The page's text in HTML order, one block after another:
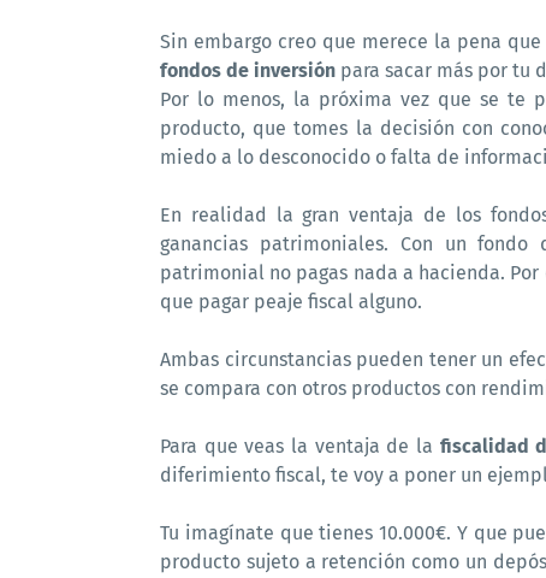
Sin embargo creo que merece la pena
fondos de inversión para sacar más por tu
Por lo menos, la próxima vez que se
producto, que tomes la decisión con
miedo a lo desconocido o falta de
En realidad la gran ventaja de los
ganancias patrimoniales. Con un
patrimonial no pagas nada a hacienda.
que pagar peaje fiscal alguno.
Ambas circunstancias pueden tener un
se compara con otros productos con
Para que veas la ventaja de la fiscalidad
diferimiento fiscal, te voy a poner un
Tu imagínate que tienes 10.000€. Y que
producto sujeto a retención como un